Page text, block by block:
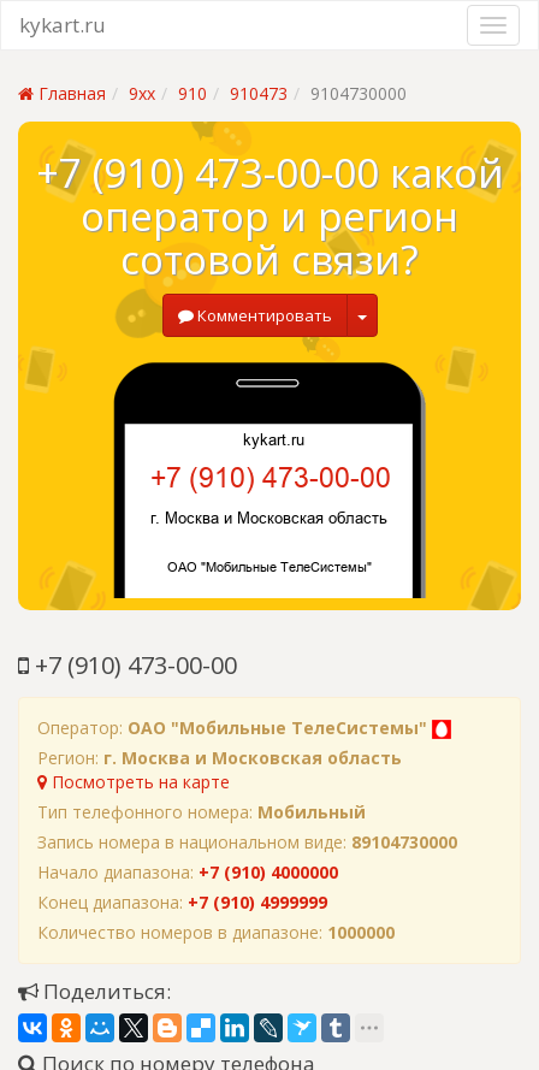
kykart.ru
Главная 9xx 910 910473 9104730000
+7 (910) 473-00-00 какой
оператор и регион
сотовой связи?
Комментировать
+7 (910) 473-00-00
Оператор: ОАО "Мобильные ТелеСистемы"
Регион: г. Москва и Московская область
Посмотреть на карте
Тип телефонного номера: Мобильный
Запись номера в национальном виде: 89104730000
Начало диапазона: +7 (910) 4000000
Конец диапазона: +7 (910) 4999999
Количество номеров в диапазоне: 1000000
Поделиться:
Поиск по номеру телефона